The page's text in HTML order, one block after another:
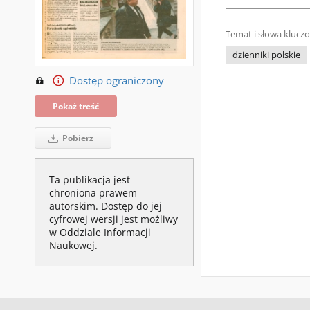
Dostęp ograniczony
Pokaż treść
Pobierz
Ta publikacja jest
chroniona prawem
autorskim. Dostęp do jej
cyfrowej wersji jest możliwy
w Oddziale Informacji
Naukowej.
Temat i słowa
dzienniki polskie